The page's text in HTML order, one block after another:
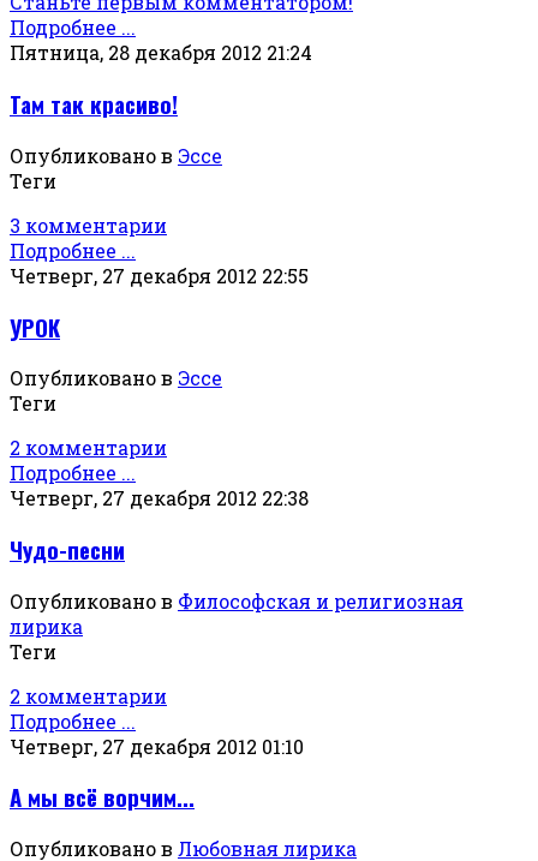
Подробнее ...
Пятница, 28 декабря 2012 21:24
Там так красиво!
Опубликовано в Эссе
Теги
3 комментарии
Подробнее ...
Четверг, 27 декабря 2012 22:55
УРОК
Опубликовано в Эссе
Теги
2 комментарии
Подробнее ...
Четверг, 27 декабря 2012 22:38
Чудо-песни
Опубликовано в Философская и религиозная
лирика
Теги
2 комментарии
Подробнее ...
Четверг, 27 декабря 2012 01:10
А мы всё ворчим...
Опубликовано в Любовная лирика